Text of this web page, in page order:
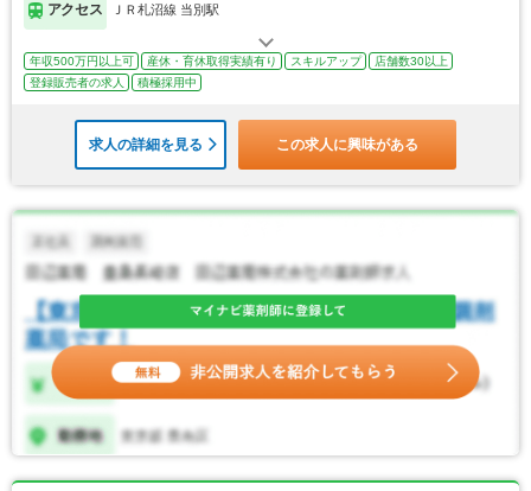
アクセス ＪＲ札沼線 当別駅
年収500万円以上可 産休・育休取得実績有り スキルアップ
店舗数30以上
登録販売者の求人
積極採用中
求人の詳細を見る この求人に興味がある